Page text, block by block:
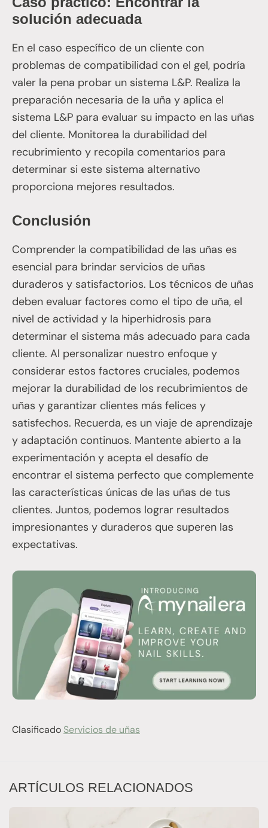
solución adecuada
En el caso específico de un cliente con
problemas de compatibilidad con el gel, podría
valer la pena probar un sistema L&P. Realiza la
preparación necesaria de la uña y aplica el
sistema L&P para evaluar su impacto en las uñas
del cliente. Monitorea la durabilidad del
recubrimiento y recopila comentarios para
determinar si este sistema alternativo
proporciona mejores resultados.
Conclusión
Comprender la compatibilidad de las uñas es
esencial para brindar servicios de uñas
duraderos y satisfactorios. Los técnicos de uñas
deben evaluar factores como el tipo de uña, el
nivel de actividad y la hiperhidrosis para
determinar el sistema más adecuado para cada
cliente. Al personalizar nuestro enfoque y
considerar estos factores cruciales, podemos
mejorar la durabilidad de los recubrimientos de
uñas y garantizar clientes más felices y
satisfechos. Recuerda, es un viaje de aprendizaje
y adaptación continuos. Mantente abierto a la
experimentación y acepta el desafío de
encontrar el sistema perfecto que complemente
las características únicas de las uñas de tus
clientes. Juntos, podemos lograr resultados
impresionantes y duraderos que superen las
expectativas.
Clasificado Servicios de uñas
ARTÍCULOS RELACIONADOS